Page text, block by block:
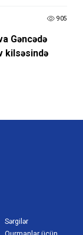
905
Gəncədə
kilsəsində
Sərgilər